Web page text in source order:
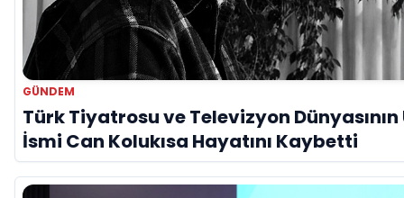
GÜNDEM
Türk Tiyatrosu ve Televizyon Dünyasının
İsmi Can Kolukısa Hayatını Kaybetti